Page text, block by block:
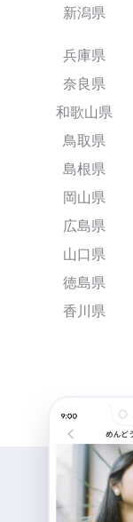
新潟県
兵庫県
奈良県
和歌山県
鳥取県
島根県
岡山県
広島県
山口県
徳島県
香川県